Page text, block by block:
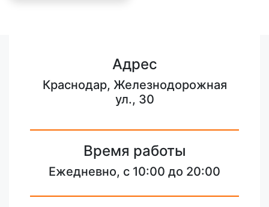
Адрес
Краснодар, Железнодорожная
ул., 30
Время работы
Ежедневно, с 10:00 до 20:00